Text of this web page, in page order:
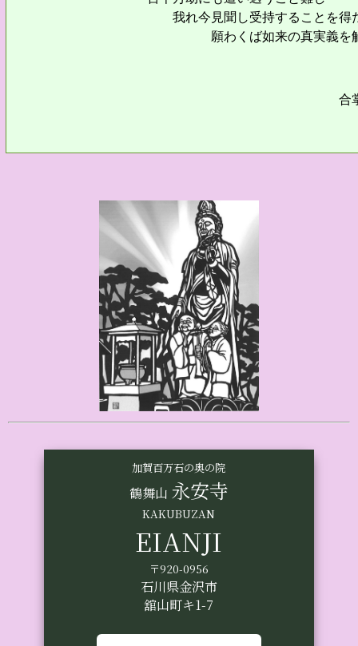
我れ今見聞し受持することを得た
願わくば如来の真実義を解した
合
加賀百万石の奥の院
鶴舞山 永安寺
KAKUBUZAN
EIANJI
〒920-0956
石川県金沢市
舘山町キ1-7